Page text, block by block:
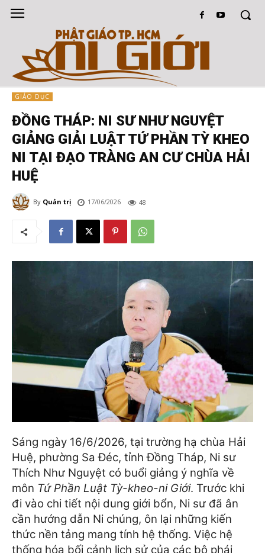
GIÁO DỤC
ĐỒNG THÁP: NI SƯ NHƯ NGUYỆT
GIẢNG GIẢI LUẬT TỨ PHẦN TỲ KHEO
NI TẠI ĐẠO TRÀNG AN CƯ CHÙA HẢI
HUỆ
By Quản trị 17/06/2026 48
Sáng ngày 16/6/2026, tại trường hạ chùa Hải
Huệ, phường Sa Đéc, tỉnh Đồng Tháp, Ni sư
Thích Như Nguyệt có buổi giảng ý nghĩa về
môn Tứ Phần Luật Tỳ-kheo-ni Giới. Trước khi
đi vào chi tiết nội dung giới bổn, Ni sư đã ân
cần hướng dẫn Ni chúng, ôn lại những kiến
thức nền tảng mang tính hệ thống. Việc hệ
thống hóa bối cảnh lịch sử của các bộ phái